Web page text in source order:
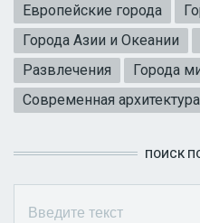
Европейские города
Города Азии и Океании
Развлечения
Города
Современная архитектура
ПОИСК